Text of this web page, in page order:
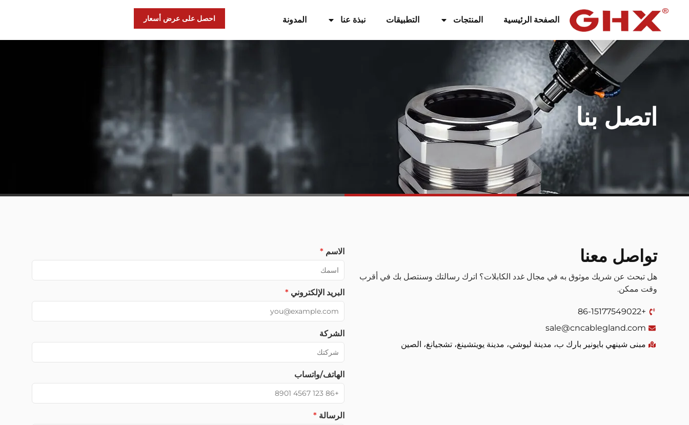
الصفحة الرئيسية المنتجات التطبيقات نبذة عنا المدونة احصل على عرض أسعار
اتصل بنا
تواصل معنا
هل تبحث عن شريك موثوق به في مجال غدد الكابلات؟ اترك رسالتك وسنتصل بك في أقرب
وقت ممكن.
+86-15177549022
sale@cncablegland.com
مبنى شينهي بايونير بارك ب، مدينة ليوشي، مدينة يويتشينغ، تشجيانغ، الصين
الاسم *
البريد الإلكتروني *
الشركة
الهاتف/واتساب
الرسالة *